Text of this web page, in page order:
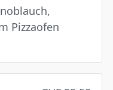
Pizzaofen